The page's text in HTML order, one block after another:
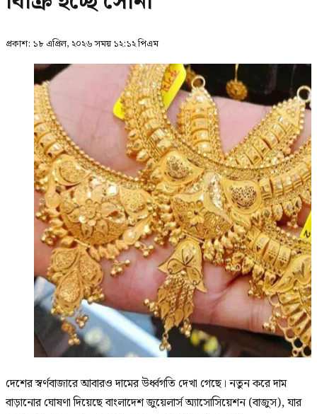
প্রকাশ: ১৮ এপ্রিল, ২০২৬ সময় ১২:১২ পিএম
দেশের স্বর্ণবাজারে আবারও দামের উর্ধ্বগতি দেখা গেছে। নতুন করে দাম
বাড়ানোর ঘোষণা দিয়েছে বাংলাদেশ জুয়েলার্স অ্যাসোসিয়েশন (বাজুস), যার